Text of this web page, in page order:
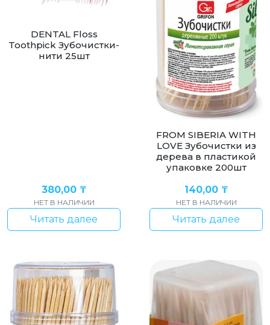
DENTAL Floss
Toothpick Зубочистки-
нити 25шт
380,00 ₸
НЕТ В НАЛИЧИИ
Читать далее
FROM SIBERIA WITH
LOVE Зубочистки из
дерева в пластикой
упаковке 200шт
140,00 ₸
НЕТ В НАЛИЧИИ
Читать далее